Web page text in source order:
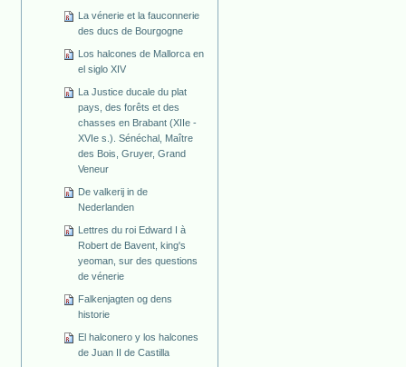
La vénerie et la fauconnerie
des ducs de Bourgogne
Los halcones de Mallorca en
el siglo XIV
La Justice ducale du plat
pays, des forêts et des
chasses en Brabant (XIIe -
XVIe s.). Sénéchal, Maître
des Bois, Gruyer, Grand
Veneur
De valkerij in de
Nederlanden
Lettres du roi Edward I à
Robert de Bavent, king's
yeoman, sur des questions
de vénerie
Falkenjagten og dens
historie
El halconero y los halcones
de Juan II de Castilla